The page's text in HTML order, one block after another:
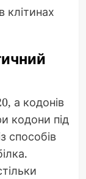
клітинах
а кодонів
кодони під
способів